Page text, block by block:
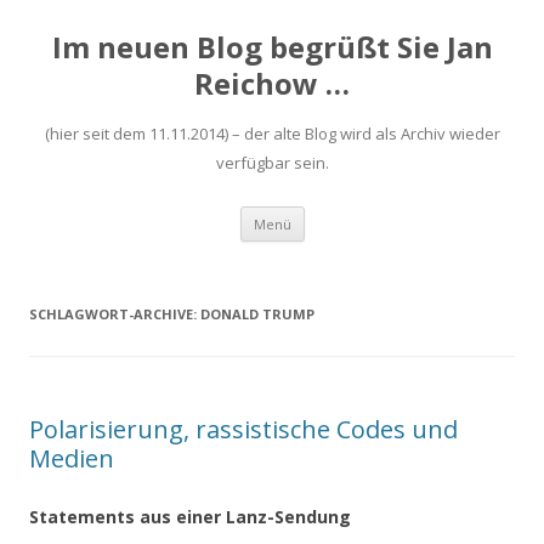
Im neuen Blog begrüßt Sie Jan
Reichow …
(hier seit dem 11.11.2014) – der alte Blog wird als Archiv wieder
verfügbar sein.
Menü Zum
springen
SCHLAGWORT-ARCHIVE: DONALD TRUMP
Polarisierung, rassistische Codes und
Medien
Statements aus einer Lanz-Sendung